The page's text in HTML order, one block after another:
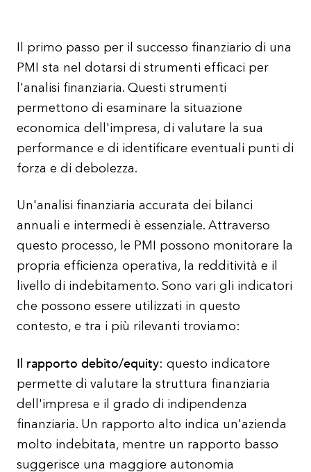
Il primo passo per il successo finanziario di una
PMI sta nel dotarsi di strumenti efficaci per
l'analisi finanziaria. Questi strumenti
permettono di esaminare la situazione
economica dell'impresa, di valutare la sua
performance e di identificare eventuali punti di
forza e di debolezza.
Un'analisi finanziaria accurata dei bilanci
annuali e intermedi è essenziale. Attraverso
questo processo, le PMI possono monitorare la
propria efficienza operativa, la redditività e il
livello di indebitamento. Sono vari gli indicatori
che possono essere utilizzati in questo
contesto, e tra i più rilevanti troviamo:
Il rapporto debito/equity: questo indicatore
permette di valutare la struttura finanziaria
dell'impresa e il grado di indipendenza
finanziaria. Un rapporto alto indica un'azienda
molto indebitata, mentre un rapporto basso
suggerisce una maggiore autonomia